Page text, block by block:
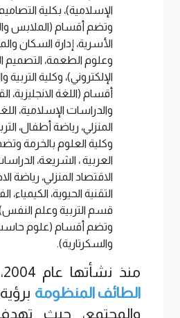
الإسلامية)، بكلية
وتضم أقسام (الملابس
الأسرية، إدارة السكان
وعلوم الطعمة، التصميم
الإلكتروني)، وكلية
أقسام (اللغة الانجليزية،
والدراسات الإسلامية،
المنزلي، رياضة أطفال،
وكلية العلوم بالخرمة
العربية ، الشريعة،
الاقتصاد المنزلي، رياضة
التقنية الحيوية، الكيمياء،
قسم التربية وعلم
وتضم أقسام (علوم حاسب
والسكرتارية).
منذ نشأتها عام 2004، تساعد
الطائف المنظومة
والمجتمع، حيث